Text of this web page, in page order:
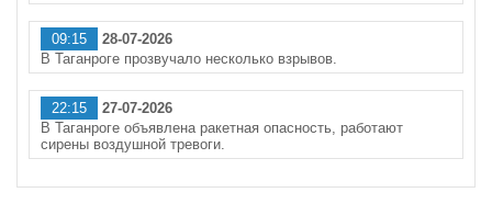
09:15
28-07-2026
В Таганроге прозвучало несколько взрывов.
22:15
27-07-2026
В Таганроге объявлена ракетная опасность, работают
сирены воздушной тревоги.